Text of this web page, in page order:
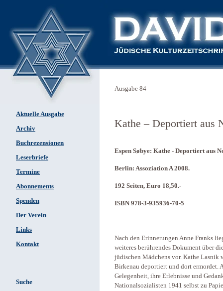
Aktuelle Ausgabe
Archiv
Buchrezensionen
Leserbriefe
Termine
Abonnements
Spenden
Der Verein
Links
Kontakt
Suche
Ausgabe 84
Kathe – Deportiert aus
Espen Søbye: Kathe - Deportiert aus
Berlin: Assoziation A 2008.
192 Seiten, Euro 18,50.-
ISBN 978-3-935936-70-5
Nach den Erinnerungen Anne Franks
weiteres berührendes Dokument über
jüdischen Mädchens vor. Kathe Lasnik
Birkenau deportiert und dort ermordet.
Gelegenheit, ihre Erlebnisse und
Nationalsozialisten 1941 selbst zu